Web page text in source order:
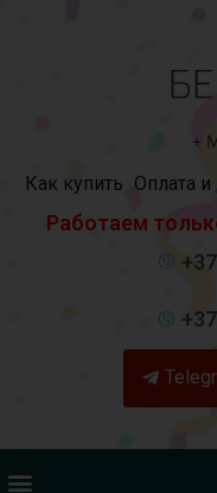
+
Как купить Оплата и
Работаем